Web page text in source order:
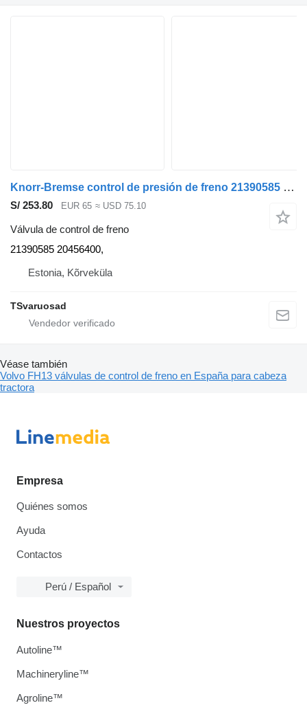
Knorr-Bremse control de presión de freno 21390585 válvula de control de freno para Volvo FH13 cabeza tractora
S/ 253.80 EUR 65 ≈ USD 75.10
Válvula de control de freno
21390585 20456400,
Estonia, Kõrveküla
TSvaruosad
Véase también
Volvo FH13 válvulas de control de freno en España para cabeza
tractora
Empresa
Quiénes somos
Ayuda
Contactos
Perú / Español
Nuestros proyectos
Autoline™
Machineryline™
Agroline™